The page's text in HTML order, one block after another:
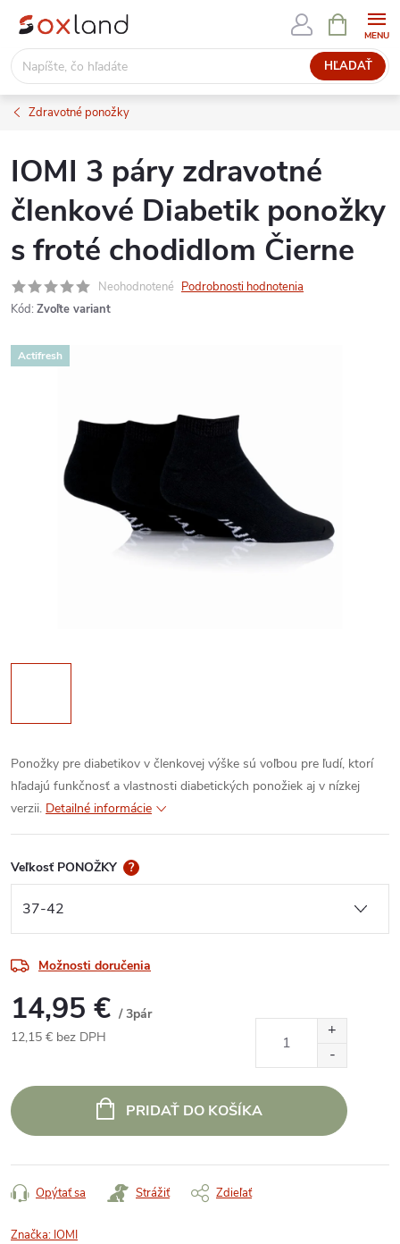
Prejsť
obsah
HĽADAŤ
KOŠÍK
Zdravotné ponožky
IOMI 3 páry zdravotné
členkové Diabetik ponožky
s froté chodidlom Čierne
Neohodnotené Podrobnosti hodnotenia
Kód: Zvoľte variant
Actifresh
Ponožky pre diabetikov v členkovej výške sú voľbou pre ľudí, ktorí
hľadajú funkčnosť a vlastnosti diabetických ponožiek aj v nízkej
verzii. Detailné informácie
Veľkosť PONOŽKY ?
Možnosti doručenia
14,95 € / 3pár
12,15 € bez DPH
PRIDAŤ DO KOŠÍKA
Opýtať sa Strážiť Zdieľať
Značka: IOMI